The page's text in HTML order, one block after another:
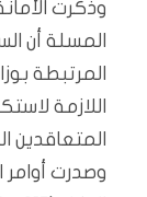
وذكرت
المسلة أن
المرتبطة
اللازمة
المتعاقدين
وصدرت